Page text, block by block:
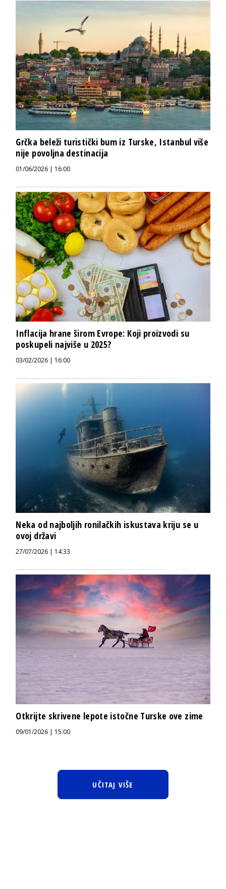
Grčka beleži turistički bum iz Turske, Istanbul više
nije povoljna destinacija
01/06/2026 | 16:00
Inflacija hrane širom Evrope: Koji proizvodi su
poskupeli najviše u 2025?
03/02/2026 | 16:00
Neka od najboljih ronilačkih iskustava kriju se u
ovoj državi
27/07/2026 | 14:33
Otkrijte skrivene lepote istočne Turske ove zime
09/01/2026 | 15:00
UČITAJ VIŠE